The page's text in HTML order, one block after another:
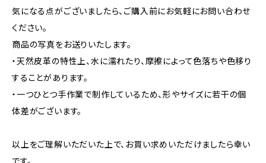
気になる点がございましたら、ご購入前にお気軽にお問い合わせ
ください。
商品の写真をお送りいたします。
・天然皮革の特性上、水に濡れたり、摩擦によって色落ちや色移り
することがあります。
・一つひとつ手作業で制作しているため、形やサイズに若干の個
体差がございます。
以上をご理解いただいた上で、お買い求めいただけましたら幸い
です。